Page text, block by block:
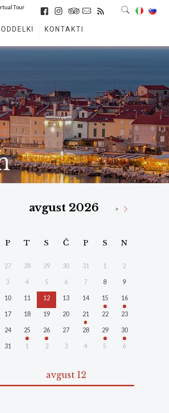
Tour
ODDELKI KONTAKTI
avgust 2026 >
P T S Č P S N
27 28 29 30 31 1 2
3 4 5 6 7 8 9
10 11 12 13 14 15 16
17 18 19 20 21 22 23
24 25 26 27 28 29 30
31 1 2 3 4 5 6
avgust 12